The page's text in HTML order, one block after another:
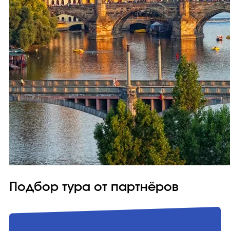
Подбор тура от партнёров